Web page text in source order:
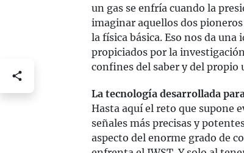
un gas se enfría cuando la
imaginar aquellos dos
la física básica. Eso nos da una
propiciados por la
confines del saber y del propio
La tecnología desarrollada
Hasta aquí el reto que supone
señales más precisas y
aspecto del enorme grado de